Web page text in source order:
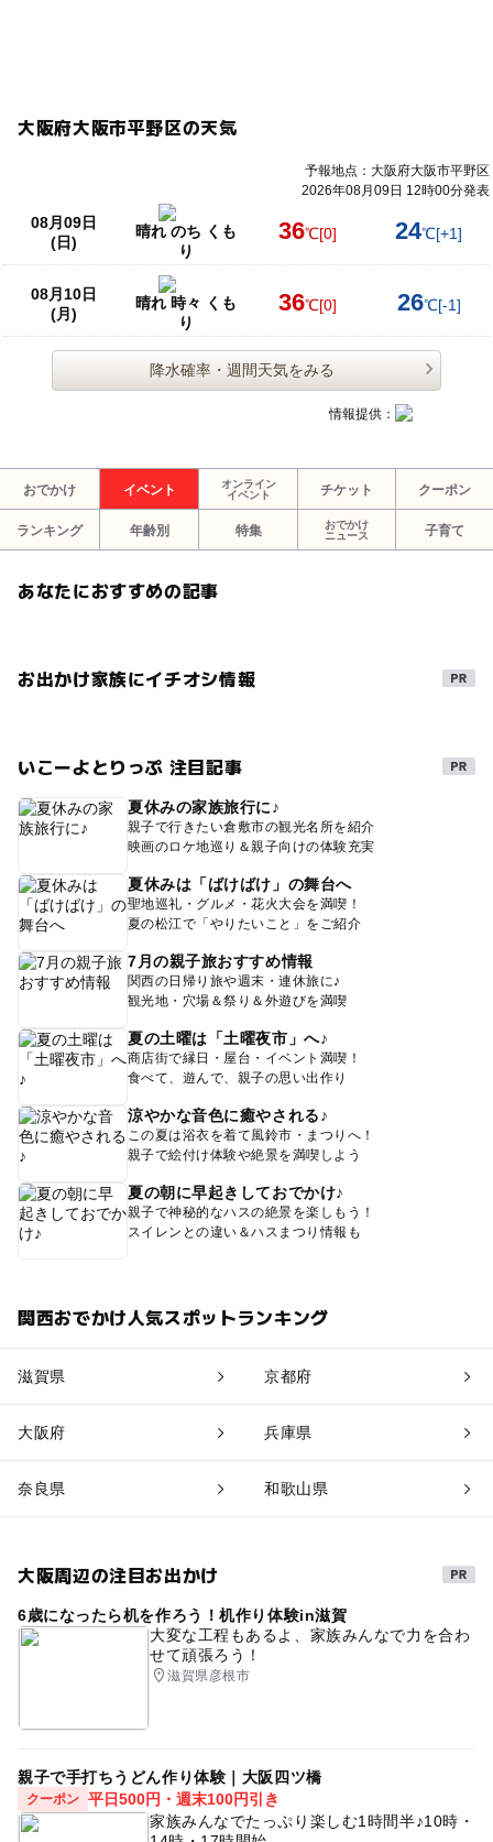
大阪府大阪市平野区の天気
予報地点：大阪府大阪市平野区
2026年08月09日 12時00分発表
08月09日
(日)
晴れ のち くも
り
36℃[0] 24℃[+1]
08月10日
(月)
晴れ 時々 くも
り
36℃[0] 26℃[-1]
降水確率・週間天気をみる
情報提供：
おでかけ イベント
オンライン
イベント
チケット クーポン
ランキング 年齢別 特集
おでかけ
ニュース
子育て
あなたにおすすめの記事
お出かけ家族にイチオシ情報
いこーよとりっぷ 注目記事
夏休みの家族旅行に♪
親子で行きたい倉敷市の観光名所を紹介
映画のロケ地巡り＆親子向けの体験充実
夏休みは「ばけばけ」の舞台へ
聖地巡礼・グルメ・花火大会を満喫！
夏の松江で「やりたいこと」をご紹介
7月の親子旅おすすめ情報
関西の日帰り旅や週末・連休旅に♪
観光地・穴場＆祭り＆外遊びを満喫
夏の土曜は「土曜夜市」へ♪
商店街で縁日・屋台・イベント満喫！
食べて、遊んで、親子の思い出作り
涼やかな音色に癒やされる♪
この夏は浴衣を着て風鈴市・まつりへ！
親子で絵付け体験や絶景を満喫しよう
夏の朝に早起きしておでかけ♪
親子で神秘的なハスの絶景を楽しもう！
スイレンとの違い＆ハスまつり情報も
関西おでかけ人気スポットランキング
滋賀県 京都府
大阪府 兵庫県
奈良県 和歌山県
大阪周辺の注目お出かけ
6歳になったら机を作ろう！机作り体験in滋賀
大変な工程もあるよ、家族みんなで力を合わ
せて頑張ろう！
滋賀県彦根市
親子で手打ちうどん作り体験｜大阪四ツ橋
クーポン 平日500円・週末100円引き
家族みんなでたっぷり楽しむ1時間半♪10時・